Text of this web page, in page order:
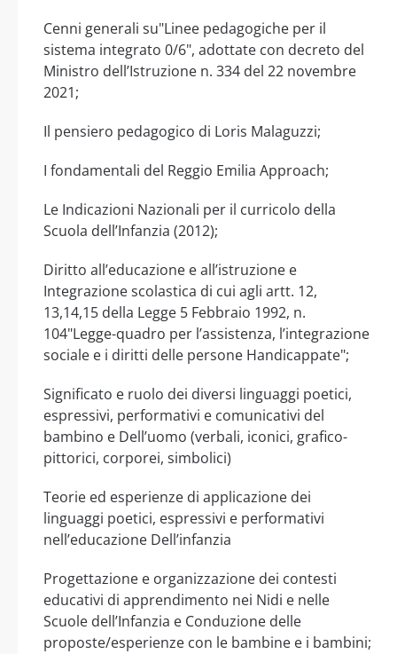
Cenni generali su"Linee pedagogiche per il
sistema integrato 0/6", adottate con decreto del
Ministro dell’Istruzione n. 334 del 22 novembre
2021;
Il pensiero pedagogico di Loris Malaguzzi;
I fondamentali del Reggio Emilia Approach;
Le Indicazioni Nazionali per il curricolo della
Scuola dell’Infanzia (2012);
Diritto all’educazione e all’istruzione e
Integrazione scolastica di cui agli artt. 12,
13,14,15 della Legge 5 Febbraio 1992, n.
104"Legge-quadro per l’assistenza, l’integrazione
sociale e i diritti delle persone Handicappate";
Significato e ruolo dei diversi linguaggi poetici,
espressivi, performativi e comunicativi del
bambino e Dell’uomo (verbali, iconici, grafico-
pittorici, corporei, simbolici)
Teorie ed esperienze di applicazione dei
linguaggi poetici, espressivi e performativi
nell’educazione Dell’infanzia
Progettazione e organizzazione dei contesti
educativi di apprendimento nei Nidi e nelle
Scuole dell’Infanzia e Conduzione delle
proposte/esperienze con le bambine e i bambini;